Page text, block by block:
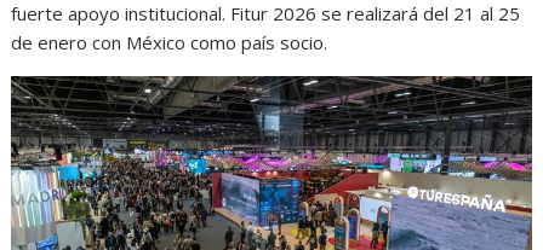
fuerte apoyo institucional. Fitur 2026 se realizará del 21 al 25
de enero con México como país socio.